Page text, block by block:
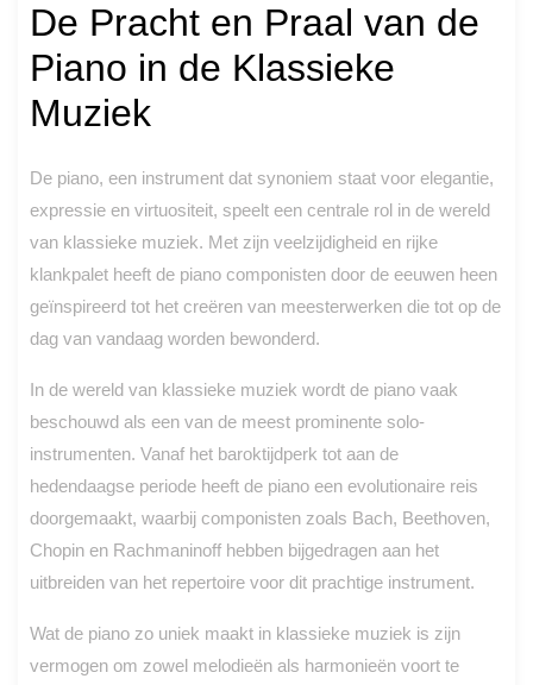
De Pracht en Praal van de
Piano in de Klassieke
Muziek
De piano, een instrument dat synoniem staat voor elegantie,
expressie en virtuositeit, speelt een centrale rol in de wereld
van klassieke muziek. Met zijn veelzijdigheid en rijke
klankpalet heeft de piano componisten door de eeuwen heen
geïnspireerd tot het creëren van meesterwerken die tot op de
dag van vandaag worden bewonderd.
In de wereld van klassieke muziek wordt de piano vaak
beschouwd als een van de meest prominente solo-
instrumenten. Vanaf het baroktijdperk tot aan de
hedendaagse periode heeft de piano een evolutionaire reis
doorgemaakt, waarbij componisten zoals Bach, Beethoven,
Chopin en Rachmaninoff hebben bijgedragen aan het
uitbreiden van het repertoire voor dit prachtige instrument.
Wat de piano zo uniek maakt in klassieke muziek is zijn
vermogen om zowel melodieën als harmonieën voort te